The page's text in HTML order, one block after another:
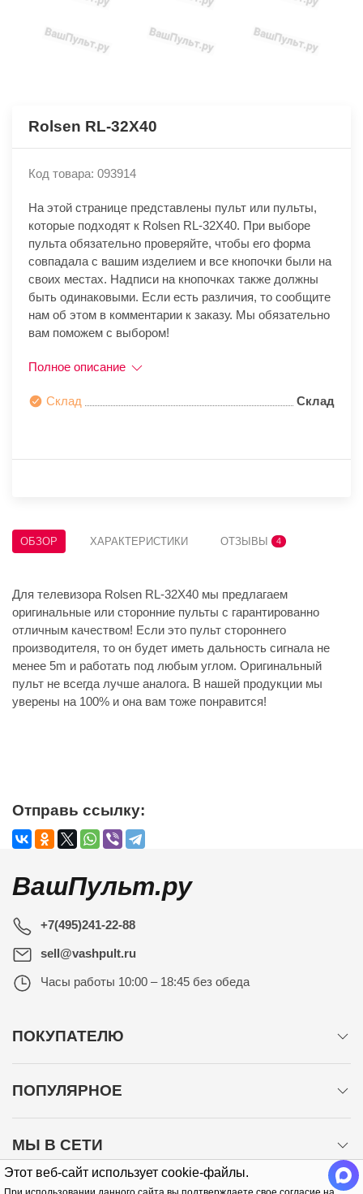
Этот веб-сайт использует cookie-файлы.
Rolsen RL-32X40
Код товара: 093914
На этой странице представлены пульт или пульты,
которые подходят к Rolsen RL-32X40. При выборе
пульта обязательно проверяйте, чтобы его форма
совпадала с вашим изделием и все кнопочки были на
своих местах. Надписи на кнопочках также должны
быть одинаковыми. Если есть различия, то сообщите
нам об этом в комментарии к заказу. Мы обязательно
вам поможем с выбором!
Полное описание
Склад Склад
ОБЗОР ХАРАКТЕРИСТИКИ ОТЗЫВЫ 4
Для телевизора Rolsen RL-32X40 мы предлагаем
оригинальные или сторонние пульты с гарантированно
отличным качеством! Если это пульт стороннего
производителя, то он будет иметь дальность сигнала не
менее 5m и работать под любым углом. Оригинальный
пульт не всегда лучше аналога. В нашей продукции мы
уверены на 100% и она вам тоже понравится!
Отправь ссылку:
ВашПульт.ру
+7(495)241-22-88
sell@vashpult.ru
Часы работы 10:00 – 18:45 без обеда
ПОКУПАТЕЛЮ
ПОПУЛЯРНОЕ
МЫ В СЕТИ